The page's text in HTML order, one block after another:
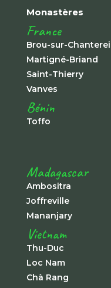
Monastères
France
Brou-sur-
Martigné-Briand
Saint-Thierry
Vanves
Bénin
Toffo
Madagascar
Ambositra
Joffreville
Mananjary
Vietnam
Thu-Duc
Loc Nam
Chà Rang